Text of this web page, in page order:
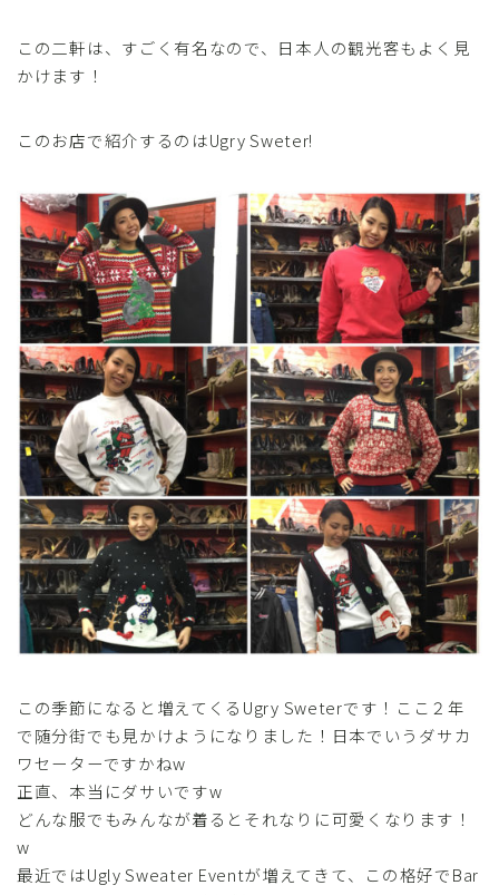
この二軒は、すごく有名なので、日本人の観光客もよく見
かけます！
このお店で紹介するのはUgry Sweter!
この季節になると増えてくるUgry Sweterです！ここ２年
で随分街でも見かけようになりました！日本でいうダサカ
ワセーターですかねw
正直、本当にダサいですw
どんな服でもみんなが着るとそれなりに可愛くなります！
w
最近ではUgly Sweater Eventが増えてきて、この格好でBar